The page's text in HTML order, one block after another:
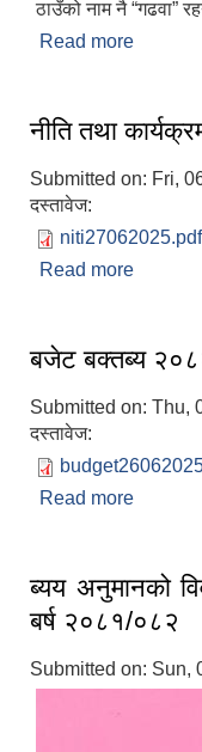
ठाउँको नाम नै “गढवा”
Read more
नीति तथा
Submitted on: Fri,
दस्तावेज:
niti27062025.pdf
Read more
बजेट बक्तब्य
Submitted on: Thu,
दस्तावेज:
Read more
ब्यय अनुमानको
बर्ष २०८१/०८२
Submitted on: Sun,